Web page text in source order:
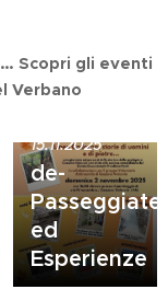
Scopri gli eventi
Verbano
15.11.2025
de-
Passeggiate
ed
Esperienze